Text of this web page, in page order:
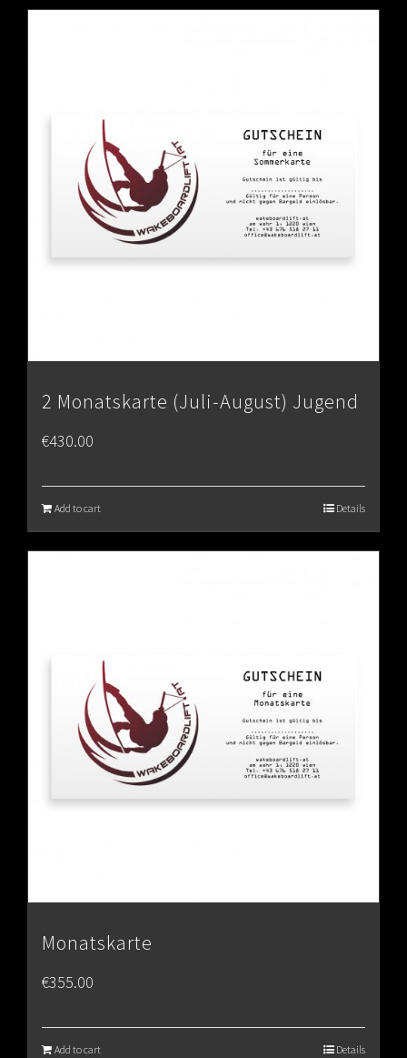
2 Monatskarte (Juli-August) Jugend
€430.00
Add to cart Details
Monatskarte
€355.00
Add to cart Details